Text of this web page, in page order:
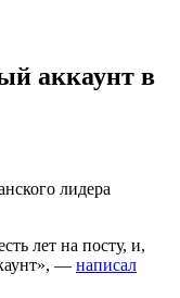
аккаунт в
лидера
лет на посту, и,
— написал